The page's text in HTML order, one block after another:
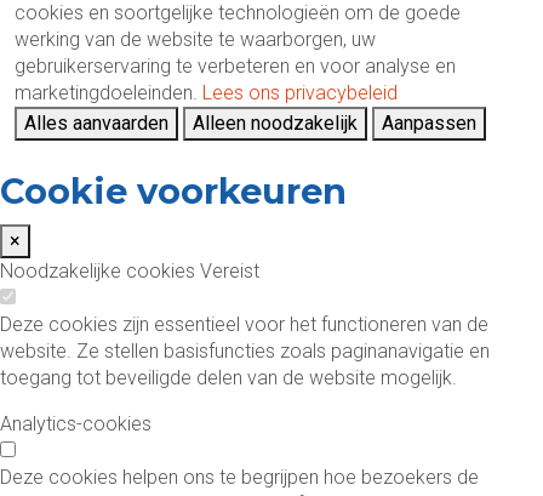
cookies en soortgelijke technologieën om de goede
werking van de website te waarborgen, uw
gebruikerservaring te verbeteren en voor analyse en
marketingdoeleinden. Lees ons privacybeleid
Alles aanvaarden
Alleen noodzakelijk Aanpassen
Cookie voorkeuren
×
Noodzakelijke cookies Vereist
Deze cookies zijn essentieel voor het functioneren van de
website. Ze stellen basisfuncties zoals paginanavigatie en
toegang tot beveiligde delen van de website mogelijk.
Analytics-cookies
Deze cookies helpen ons te begrijpen hoe bezoekers de